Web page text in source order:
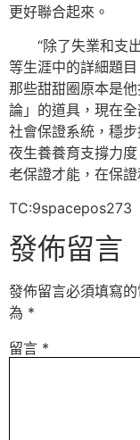
更好聯合起來。
“除了失業和支
等生涯中的詳細題
那些甜甜圈原本是
論」的道具，現在
社會保證系統，穩步
夜生養養育支撐力
老保證才能，在保
TC:9spacepos273
發佈留言
發佈留言必須填寫
為 *
留言 *